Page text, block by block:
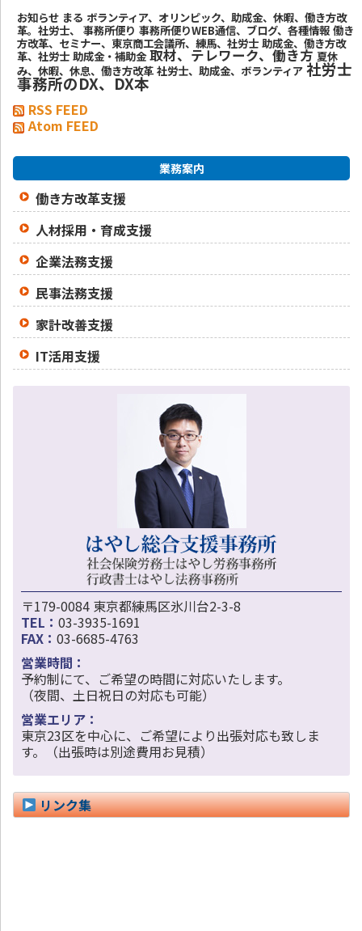
お知らせ まる ボランティア、オリンピック、助成金、休暇、働き方改
革。社労士、
事務所便り 事務所便りWEB通信、ブログ、各種情報 働き
方改革、セミナー、東京商工会議所、練馬、社労士 助成金、働き方改
革、社労士 助成金・補助金 取材、テレワーク、働き方 夏休
み、休暇、休息、働き方改革 社労士、助成金、ボランティア 社労士
事務所のDX、DX本
RSS FEED
Atom FEED
業務案内
働き方改革支援
人材採用・育成支援
企業法務支援
民事法務支援
家計改善支援
IT活用支援
〒179-0084 東京都練馬区氷川台2-3-8
TEL： 03-3935-1691
FAX： 03-6685-4763
営業時間：
予約制にて、ご希望の時間に対応いたします。
（夜間、土日祝日の対応も可能）
営業エリア：
東京23区を中心に、ご希望により出張対応も致しま
す。（出張時は別途費用お見積）
リンク集